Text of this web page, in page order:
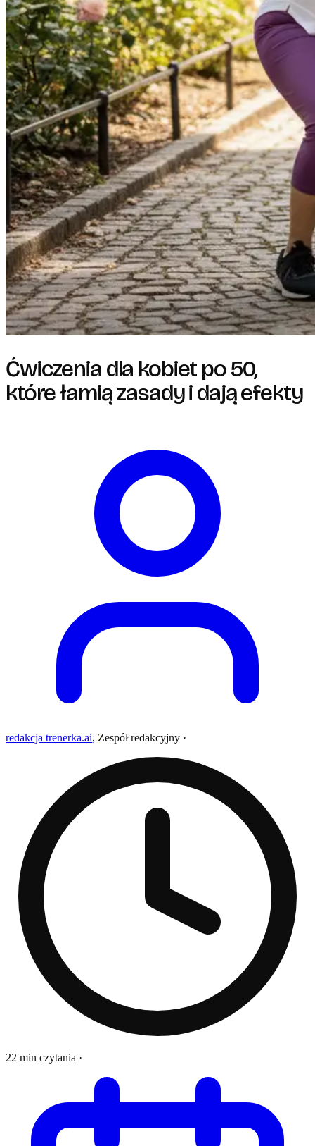
Ćwiczenia dla kobiet po 50,
które łamią zasady i dają efekty
redakcja trenerka.ai, Zespół redakcyjny ·
22 min czytania ·